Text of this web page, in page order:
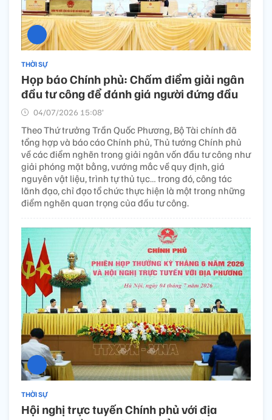
THỜI SỰ
Họp báo Chính phủ: Chấm điểm giải ngân
đầu tư công để đánh giá người đứng đầu
04/07/2026 15:08’
Theo Thứ trưởng Trần Quốc Phương, Bộ Tài chính đã
tổng hợp và báo cáo Chính phủ, Thủ tướng Chính phủ
về các điểm nghẽn trong giải ngân vốn đầu tư công như
giải phóng mặt bằng, vướng mắc về quy định, giá
nguyên vật liệu, trình tự thủ tục… trong đó, công tác
lãnh đạo, chỉ đạo tổ chức thực hiện là một trong những
điểm nghẽn quan trọng của đầu tư công.
THỜI SỰ
Hội nghị trực tuyến Chính phủ với địa